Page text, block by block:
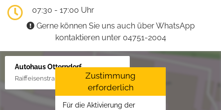
07:30 - 17:00 Uhr
Gerne können Sie uns auch über WhatsApp
kontaktieren unter 04751-2004
Autohaus Otterndorf
Raiffeisenstraße 1, 21762 Otterndorf
Zustimmung
erforderlich
Für die Aktivierung der